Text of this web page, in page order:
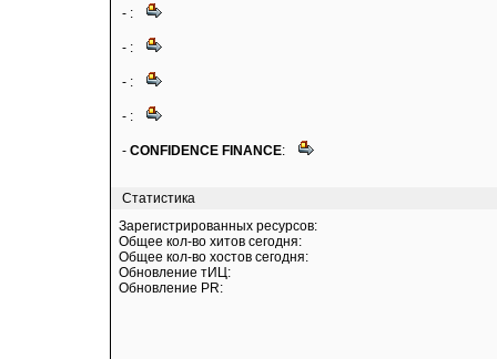
- :
- :
- :
- :
- CONFIDENCE FINANCE:
Статистика
Зарегистрированных ресурсов:
Общее кол-во хитов сегодня:
Общее кол-во хостов сегодня:
Обновление тИЦ:
Обновление PR: